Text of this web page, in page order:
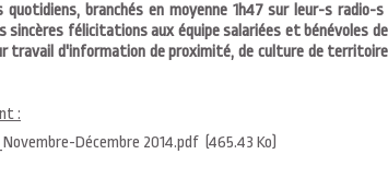
branchés en moyenne 1h47 sur leur-s radio-
sincères félicitations aux équipe salariées et bénévoles
travail d'information de proximité, de culture de
:
Décembre 2014.pdf (465.43 Ko)